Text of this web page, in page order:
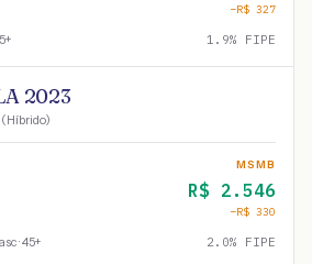
−R$ 327
1.9% FIPE
2023
(Híbrido)
MSMB
R$ 2.546
−R$ 330
· 45+ 2.0% FIPE